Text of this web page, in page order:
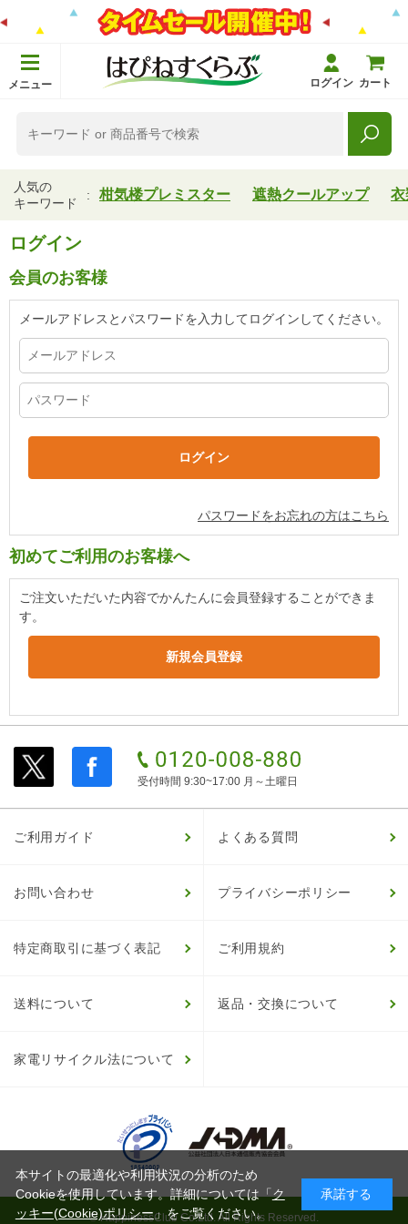
メニュー ログイン カート
人気の
キーワード
柑気楼プレミスター 遮熱クールアップ 衣
ログイン
会員のお客様
メールアドレスとパスワードを入力してログインしてください。
パスワードをお忘れの方はこちら
初めてご利用のお客様へ
ご注文いただいた内容でかんたんに会員登録することができま
す。
受付時間 9:30~17:00 月～土曜日
ご利用ガイド よくある質問
お問い合わせ プライバシーポリシー
特定商取引に基づく表記 ご利用規約
送料について 返品・交換について
家電リサイクル法について
© HappinessClub Co.Ltd. All Rights Reserved.
本サイトの最適化や利用状況の分析のため
Cookieを使用しています。詳細については「ク
ッキー(Cookie)ポリシー」をご覧ください。
承諾する